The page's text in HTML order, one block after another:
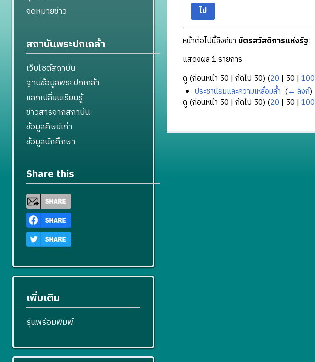
ไป
หน้าต่อไปนี้ลิงก์มา บัตรสวัสดิการแห่งรัฐ:
แสดงผล 1 รายการ
ดู (ก่อนหน้า 50 | ถัดไป 50) (20 | 50 | 100
ประชานิยมและความเหลื่อมล้ำ (← ลิงก์)
ดู (ก่อนหน้า 50 | ถัดไป 50) (20 | 50 | 100
จดหมายข่าว
สถาบันพระปกเกล้า
เว็บไซต์สถาบัน
ฐานข้อมูลพระปกเกล้า
แลกเปลี่ยนเรียนรู้
ข่าวสารจากสถาบัน
ข้อมูลศิษย์เก่า
ข้อมูลนักศึกษา
Share this
เพิ่มเติม
รุ่นพร้อมพิมพ์